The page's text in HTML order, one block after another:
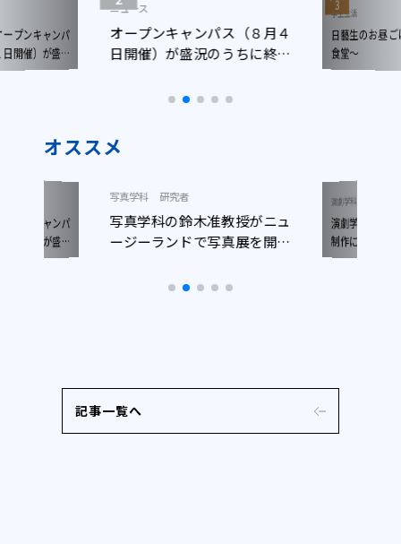
ンパ
盛況
ニュース
オープンキャンパス（８月４
日開催）が盛況のうちに終了
しました
日藝生のお昼ごはん
食堂～
オススメ
写真学科 研究者
写真学科の鈴木准教授がニュ
ージーランドで写真展を開催
しました
ニュース
演劇学科生がパリで
制作に参加！
記事一覧へ